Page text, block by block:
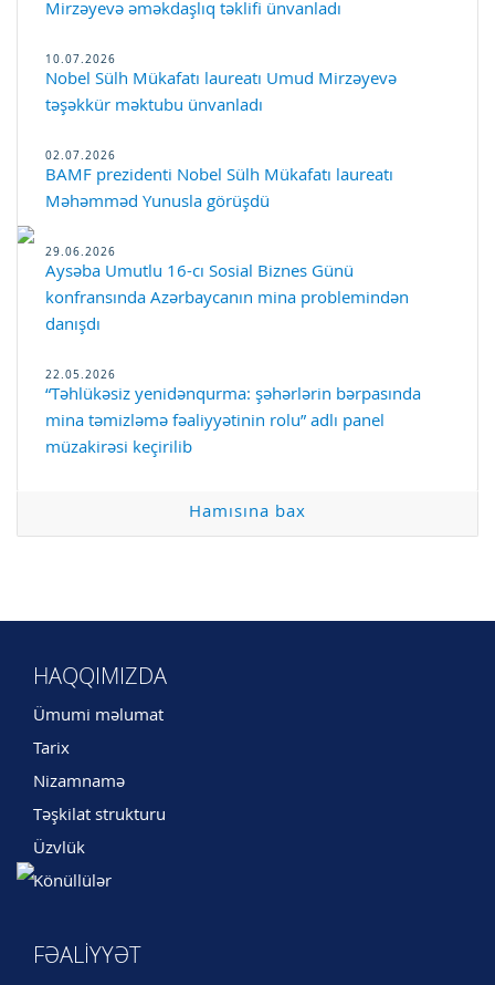
Mirzəyevə əməkdaşlıq təklifi ünvanladı
10.07.2026
Nobel Sülh Mükafatı laureatı Umud Mirzəyevə
təşəkkür məktubu ünvanladı
02.07.2026
BAMF prezidenti Nobel Sülh Mükafatı laureatı
Məhəmməd Yunusla görüşdü
29.06.2026
Aysəba Umutlu 16-cı Sosial Biznes Günü
konfransında Azərbaycanın mina problemindən
danışdı
22.05.2026
“Təhlükəsiz yenidənqurma: şəhərlərin bərpasında
mina təmizləmə fəaliyyətinin rolu” adlı panel
müzakirəsi keçirilib
Hamısına bax
HAQQIMIZDA
Ümumi məlumat
Tarix
Nizamnamə
Təşkilat strukturu
Üzvlük
Könüllülər
FƏALIYYƏT